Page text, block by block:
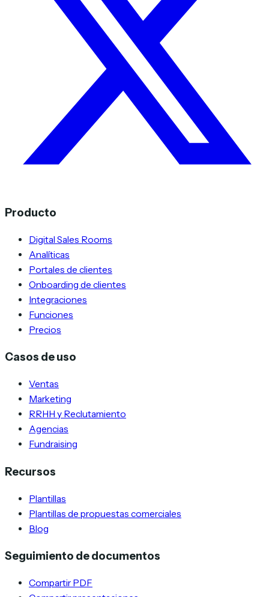
Producto
Digital Sales Rooms
Analíticas
Portales de clientes
Onboarding de clientes
Integraciones
Funciones
Precios
Casos de uso
Ventas
Marketing
RRHH y Reclutamiento
Agencias
Fundraising
Recursos
Plantillas
Plantillas de propuestas comerciales
Blog
Seguimiento de documentos
Compartir PDF